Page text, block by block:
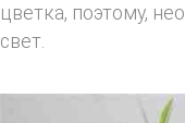
цветка, поэтому,
свет.